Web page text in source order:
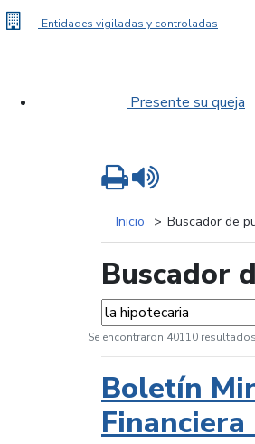
Entidades vigiladas y controladas
Presente su queja
Inicio Buscador de
Buscador
Palabras...
Se encontraron 40110
Boletín
Imprimir